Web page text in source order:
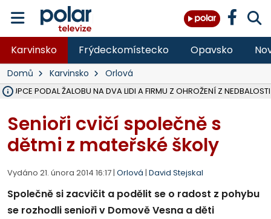
Karvinsko Frýdeckomístecko Opavsko
Domů Karvinsko Orlová
PODAL ŽALOBU NA DVA LIDI A FIRMU Z OHROŽENÍ Z NEDBALOSTI
Senioři cvičí společně s
dětmi z mateřské školy
Vydáno 21. února 2014 16:17 | Orlová | David Stejskal
Společně si zacvičit a podělit se o radost z pohybu
se rozhodli senioři v Domově Vesna a děti